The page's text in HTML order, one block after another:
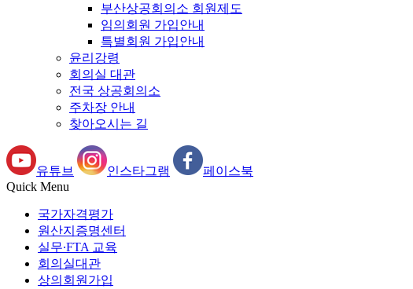
부산상공회의소 회원제도
임의회원 가입안내
특별회원 가입안내
윤리강령
회의실 대관
전국 상공회의소
주차장 안내
찾아오시는 길
유튜브 인스타그램
페이스북
Quick Menu
국가자격평가
원산지증명센터
실무∙FTA 교육
회의실대관
상의회원가입